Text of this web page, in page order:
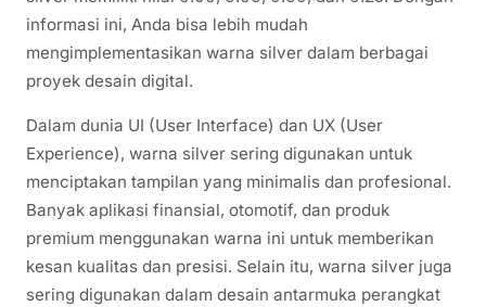
informasi ini, Anda bisa lebih mudah
mengimplementasikan warna silver dalam berbagai
proyek desain digital.
Dalam dunia UI (User Interface) dan UX (User
Experience), warna silver sering digunakan untuk
menciptakan tampilan yang minimalis dan profesional.
Banyak aplikasi finansial, otomotif, dan produk
premium menggunakan warna ini untuk memberikan
kesan kualitas dan presisi. Selain itu, warna silver juga
sering digunakan dalam desain antarmuka perangkat